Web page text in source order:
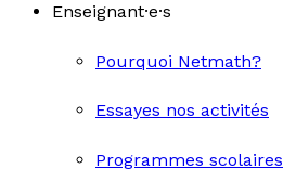
Enseignant·e·s
Pourquoi Netmath?
Essayes nos activités
Programmes scolaires